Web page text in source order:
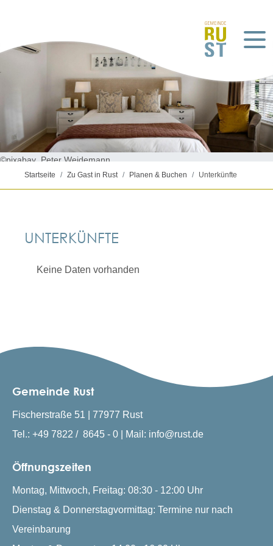
©pixabay_Peter Weidemann
Startseite Zu Gast in Rust Planen & Buchen Unterkünfte
UNTERKÜNFTE
Keine Daten vorhanden
Gemeinde Rust
Fischerstraße 51 | 77977 Rust
Tel.: +49 7822 / 8645 - 0 | Mail: info@rust.de
Öffnungszeiten
Montag, Mittwoch, Freitag: 08:30 - 12:00 Uhr
Dienstag & Donnerstagvormittag: Termine nur nach
Vereinbarung